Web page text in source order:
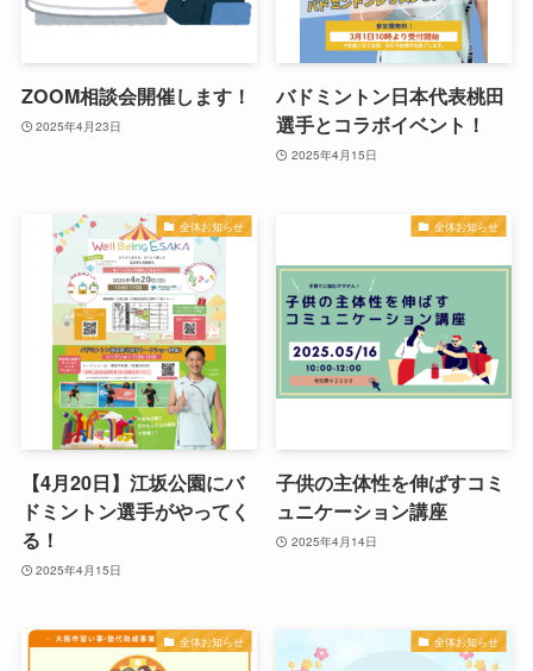
ZOOM相談会開催します！
2025年4月23日
バドミントン日本代表桃田
選手とコラボイベント！
2025年4月15日
全体お知らせ
【4月20日】江坂公園にバ
ドミントン選手がやってく
る！
2025年4月15日
全体お知らせ
子供の主体性を伸ばすコミ
ュニケーション講座
2025年4月14日
全体お知らせ 全体お知らせ